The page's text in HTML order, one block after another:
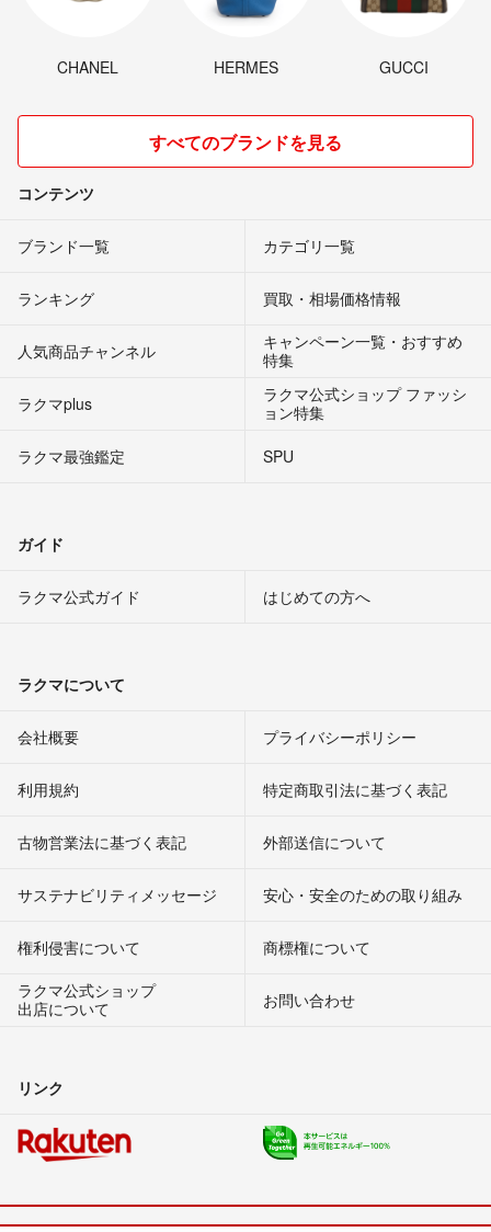
CHANEL HERMES GUCCI
すべてのブランドを見る
コンテンツ
ブランド一覧 カテゴリ一覧
ランキング 買取・相場価格情報
人気商品チャンネル
キャンペーン一覧・おすすめ
特集
ラクマplus
ラクマ公式ショップ ファッシ
ョン特集
ラクマ最強鑑定
SPU
ガイド
ラクマ公式ガイド はじめての方へ
ラクマについて
会社概要 プライバシーポリシー
利用規約 特定商取引法に基づく表記
古物営業法に基づく表記 外部送信について
サステナビリティメッセージ 安心・安全のための取り組み
権利侵害について
商標権について
ラクマ公式ショップ
出店について
お問い合わせ
リンク